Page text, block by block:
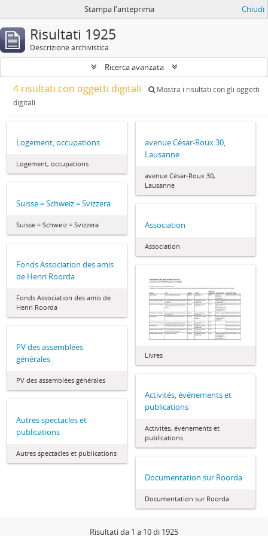
Stampa l'anteprima Chiudi
Risultati 1925
Descrizione archivistica
Ricerca avanzata
4 risultati con oggetti digitali
Mostra i risultati con gli oggetti
digitali
Logement, occupations
Logement, occupations
avenue César-Roux 30,
Lausanne
avenue César-Roux 30,
Lausanne
Suisse = Schweiz = Svizzera
Suisse = Schweiz = Svizzera Association
Association
Fonds Association des amis
de Henri Roorda
Fonds Association des amis de
Henri Roorda
Livres
PV des assemblées
générales
PV des assemblées générales
Activités, événements et
publications
Activités, événements et
publications
Autres spectacles et
publications
Autres spectacles et publications
Documentation sur Roorda
Documentation sur Roorda
Risultati da 1 a 10 di 1925